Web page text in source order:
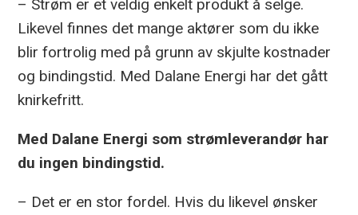
– Strøm er et veldig enkelt produkt å selge.
Likevel finnes det mange aktører som du ikke
blir fortrolig med på grunn av skjulte kostnader
og bindingstid. Med Dalane Energi har det gått
knirkefritt.
Med Dalane Energi som strømleverandør har
du ingen bindingstid.
– Det er en stor fordel. Hvis du likevel ønsker